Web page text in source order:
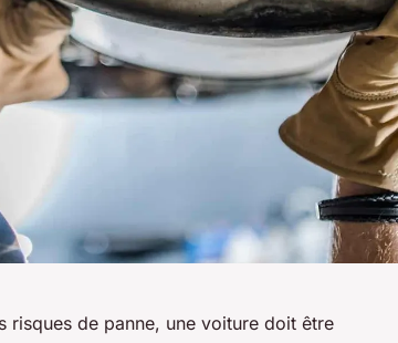
risques de panne, une voiture doit être